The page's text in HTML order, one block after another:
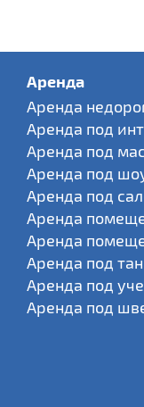
Аренда
Аренда
Аренда под
Аренда под
Аренда под
Аренда под
Аренда
Аренда
Аренда под
Аренда под
Аренда под